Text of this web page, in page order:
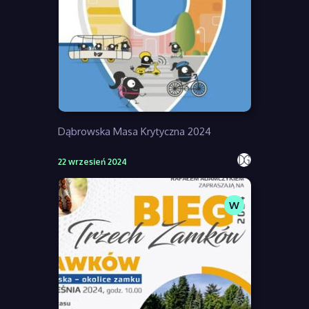
Dąbrowska Masa Krytyczna 2024
22 wrzesień 2024
W